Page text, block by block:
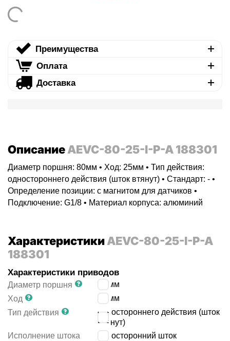
Преимущества
Оплата
Доставка
ОписаниеAEVC-80-25-I-P-A 188301
Диаметр поршня: 80мм • Ход: 25мм • Тип действия:
одностороннего действия (шток втянут) • Стандарт: - •
Определение позиции: с магнитом для датчиков •
Подключение: G1/8 • Материал корпуса: алюминий
ХарактеристикиAEVC-80-25-I-P-A
188301
Характеристики приводов
Диаметр поршня
мм
Ход
мм
Тип действия
одностороннего действия (шток
втянут)
Исполнение штока
односторонний шток